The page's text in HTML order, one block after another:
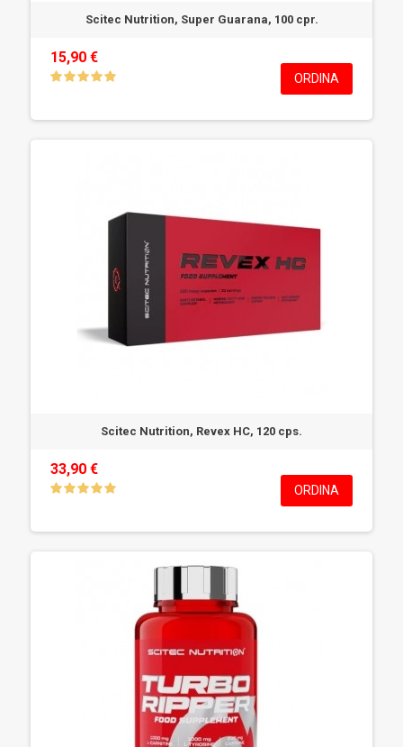
Scitec Nutrition, Super Guarana, 100 cpr.
15,90 €
ORDINA
Scitec Nutrition, Revex HC, 120 cps.
33,90 €
ORDINA